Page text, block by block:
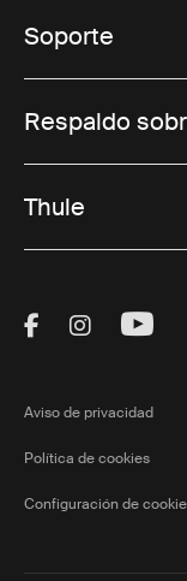
Soporte
Respaldo
Thule
Visit Thule
Visit
Aviso de privacidad
Política de cookies
Configuración de